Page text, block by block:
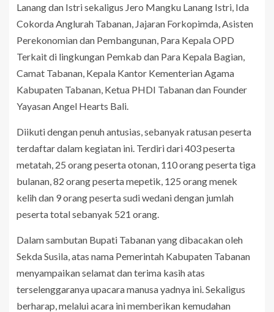
Lanang dan Istri sekaligus Jero Mangku Lanang Istri, Ida
Cokorda Anglurah Tabanan, Jajaran Forkopimda, Asisten
Perekonomian dan Pembangunan, Para Kepala OPD
Terkait di lingkungan Pemkab dan Para Kepala Bagian,
Camat Tabanan, Kepala Kantor Kementerian Agama
Kabupaten Tabanan, Ketua PHDI Tabanan dan Founder
Yayasan Angel Hearts Bali.
Diikuti dengan penuh antusias, sebanyak ratusan peserta
terdaftar dalam kegiatan ini. Terdiri dari 403 peserta
metatah, 25 orang peserta otonan, 110 orang peserta tiga
bulanan, 82 orang peserta mepetik, 125 orang menek
kelih dan 9 orang peserta sudi wedani dengan jumlah
peserta total sebanyak 521 orang.
Dalam sambutan Bupati Tabanan yang dibacakan oleh
Sekda Susila, atas nama Pemerintah Kabupaten Tabanan
menyampaikan selamat dan terima kasih atas
terselenggaranya upacara manusa yadnya ini. Sekaligus
berharap, melalui acara ini memberikan kemudahan